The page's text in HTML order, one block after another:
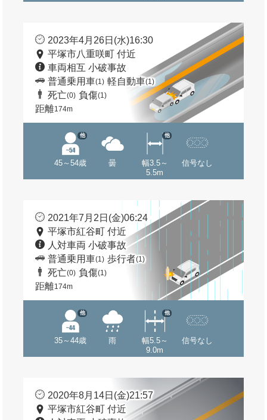
2023年4月26日(水)16:30
平塚市八重咲町 付近
車両相互 小破事故
普通乗用車(1) 軽自動車(1)
死亡(0) 負傷(1)
距離174m
45～54歳
他
曇
幅3.5～
5.5m
他
信号なし
2021年7月2日(金)06:24
平塚市紅谷町 付近
人対車両 小破事故
普通乗用車(1) 歩行者(1)
死亡(0) 負傷(1)
距離174m
35～44歳
他
雨
幅5.5～
9.0m
他
信号なし
2020年8月14日(金)21:57
平塚市紅谷町 付近